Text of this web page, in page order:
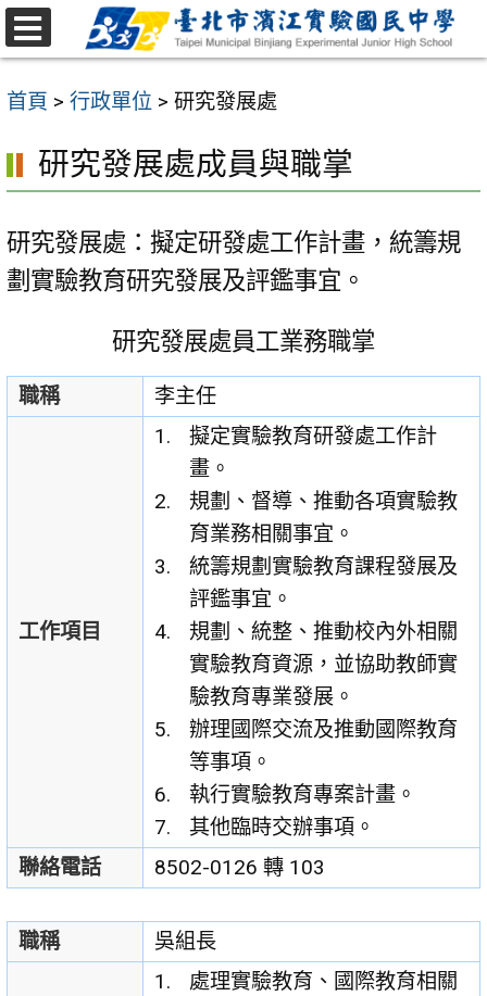
跳
至
要
容
首頁 > 行政單位 > 研究發展處
研究發展處成員與職掌
研究發展處：擬定研發處工作計畫，統籌規
劃實驗教育研究發展及評鑑事宜。
研究發展處員工業務職掌
職稱 李主任
工作項目
擬定實驗教育研發處工作計
畫。
規劃、督導、推動各項實驗教
育業務相關事宜。
統籌規劃實驗教育課程發展及
評鑑事宜。
規劃、統整、推動校內外相關
實驗教育資源，並協助教師實
驗教育專業發展。
辦理國際交流及推動國際教育
等事項。
執行實驗教育專案計畫。
其他臨時交辦事項。
聯絡電話
8502-0126 轉 103
職稱 吳組長
處理實驗教育、國際教育相關
選
單